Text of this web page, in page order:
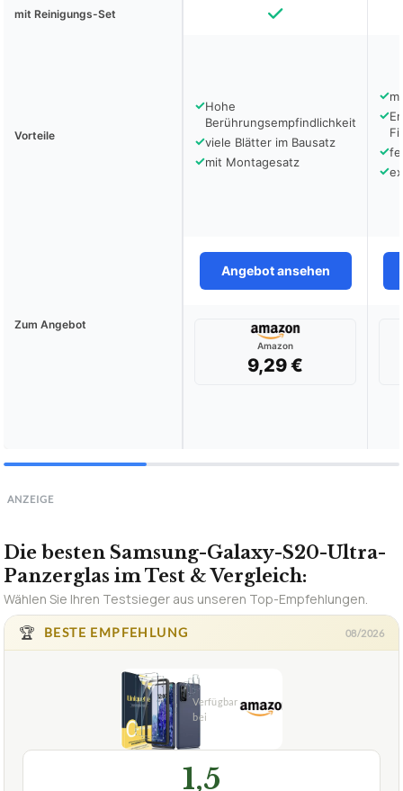
mit Reinigungs-Set
Vorteile
✓Hohe
Berührungsempfindlichkeit
✓viele Blätter im Bausatz
✓mit Montagesatz
✓
✓
✓
✓
Angebot ansehen
Zum Angebot
Amazon
9,29 €
ANZEIGE
Die besten Samsung-Galaxy-S20-Ultra-
Panzerglas im Test & Vergleich:
Wählen Sie Ihren Testsieger aus unseren Top-Empfehlungen.
BESTE EMPFEHLUNG